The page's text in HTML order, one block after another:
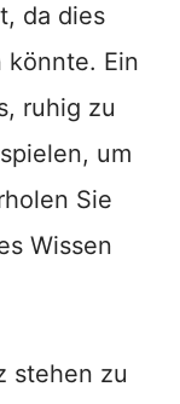
da dies
könnte. Ein
ruhig zu
um
Sie
Wissen
stehen zu